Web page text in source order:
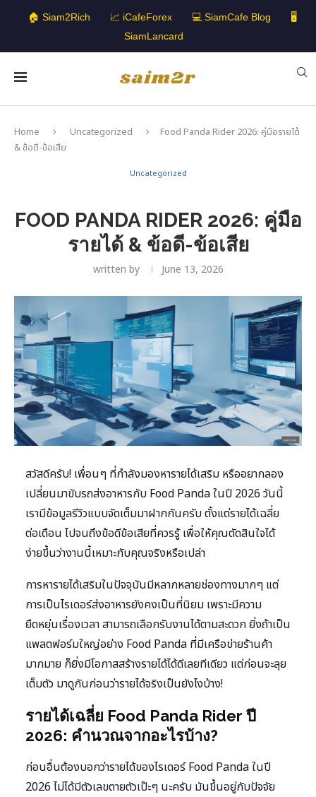
🏠 Siam2Rich 📈 iCafeForex 💻 SiamCafe Blog
🖥️
SiamLancard
Home Uncategorized
Food Panda Rider 2026: คู่มือรายได้
& ข้อดี-ข้อเสีย
Uncategorized
FOOD PANDA RIDER 2026: คู่มือ
รายได้ & ข้อดี-ข้อเสีย
written by June 13, 2026
สวัสดีครับ! เพื่อนๆ ที่กำลังมองหารายได้เสริม หรืออยากลอง
เปลี่ยนมาขับรถส่งอาหารกับ Food Panda ในปี 2026 วันนี้
เรามีข้อมูลรีวิวแบบจัดเต็มมาฝากกันครับ ตั้งแต่รายได้เฉลี่ย
ต่อเดือน ไปจนถึงข้อดีข้อเสียที่ควรรู้ เพื่อให้คุณตัดสินใจได้
ง่ายขึ้นว่างานนี้เหมาะกับคุณจริงหรือเปล่า
การหารายได้เสริมในปัจจุบันมีหลากหลายช่องทางมากๆ แต่
การเป็นไรเดอร์ส่งอาหารยังคงเป็นที่นิยม เพราะมีความ
ยืดหยุ่นเรื่องเวลา สามารถเลือกรับงานได้ตามสะดวก ยิ่งถ้าเป็น
แพลตฟอร์มใหญ่อย่าง Food Panda ที่มีเครือข่ายร้านค้า
มากมาย ก็ยิ่งมีโอกาสสร้างรายได้ได้ดีเลยทีเดียว แต่ก่อนจะลุย
เต็มตัว มาดูกันก่อนว่ารายได้จริงเป็นยังไงบ้าง!
รายได้เฉลี่ย Food Panda Rider ปี
2026: คำนวณจากอะไรบ้าง?
ก่อนอื่นต้องบอกว่ารายได้ของไรเดอร์ Food Panda ในปี
2026 ไม่ได้มีตัวเลขตายตัวเป๊ะๆ นะครับ มันขึ้นอยู่กับปัจจัย